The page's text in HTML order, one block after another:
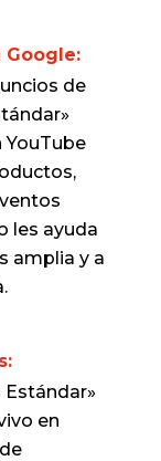
Google:
de
YouTube
les ayuda
amplia y a
en